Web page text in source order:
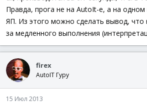
Правда, прога не на AutoIt-е, а на
ЯП. Из этого можно сделать вывод, что
за медленного выполнения
firex
AutoIT Гуру
15 Июл 2013